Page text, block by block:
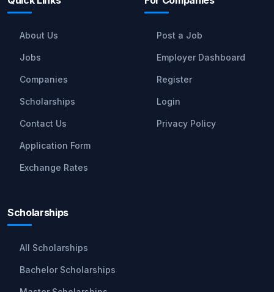
About Us
Jobs
Companies
Scholarships
Contact Us
Application Form
Exchange Rates
Post a Job
Employer Dashboard
Register
Login
Privacy Policy
Scholarships
All Scholarships
Bachelor Scholarships